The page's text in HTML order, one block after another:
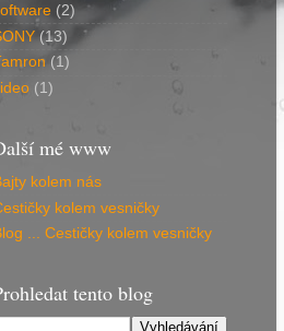
(2)
(13)
(1)
(1)
mé www
kolem nás
kolem vesničky
... Cestičky kolem vesničky
tento blog